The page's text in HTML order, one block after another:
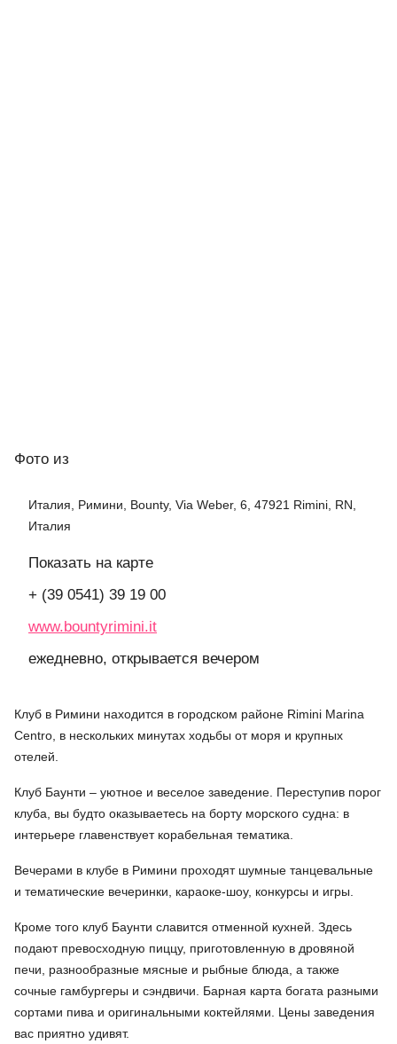
Фото из
Италия, Римини, Bounty, Via Weber, 6, 47921 Rimini, RN,
Италия
Показать на карте
+ (39 0541) 39 19 00
www.bountyrimini.it
ежедневно, открывается вечером
Клуб в Римини находится в городском районе Rimini Marina
Centro, в нескольких минутах ходьбы от моря и крупных
отелей.
Клуб Баунти – уютное и веселое заведение. Переступив порог
клуба, вы будто оказываетесь на борту морского судна: в
интерьере главенствует корабельная тематика.
Вечерами в клубе в Римини проходят шумные танцевальные
и тематические вечеринки, караоке-шоу, конкурсы и игры.
Кроме того клуб Баунти славится отменной кухней. Здесь
подают превосходную пиццу, приготовленную в дровяной
печи, разнообразные мясные и рыбные блюда, а также
сочные гамбургеры и сэндвичи. Барная карта богата разными
сортами пива и оригинальными коктейлями. Цены заведения
вас приятно удивят.